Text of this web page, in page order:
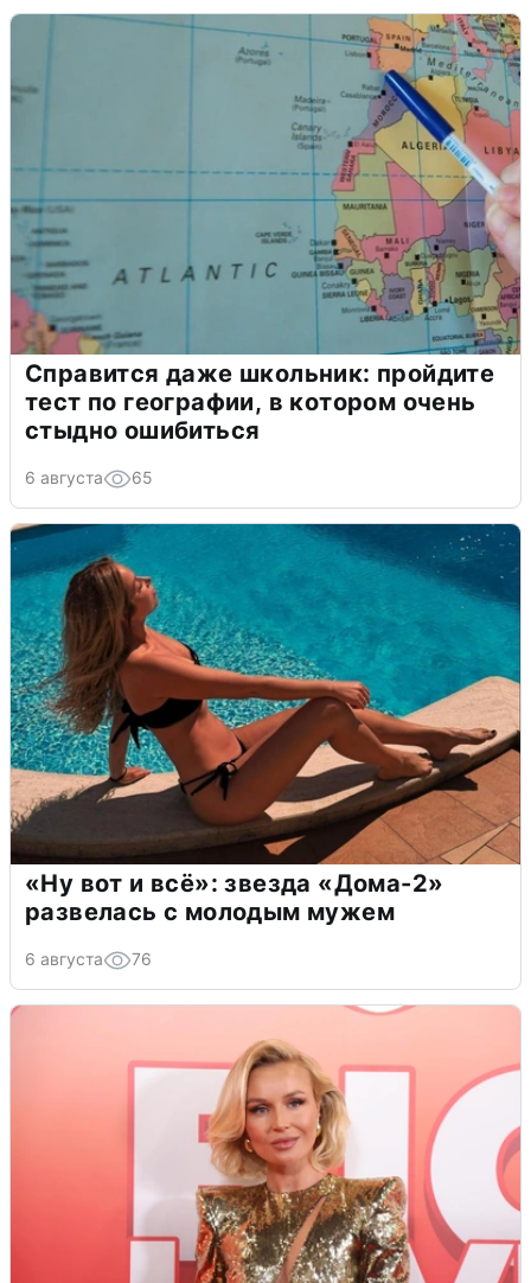
Справится даже школьник: пройдите
тест по географии, в котором очень
стыдно ошибиться
6 августа 65
«Ну вот и всё»: звезда «Дома-2»
развелась с молодым мужем
6 августа 76